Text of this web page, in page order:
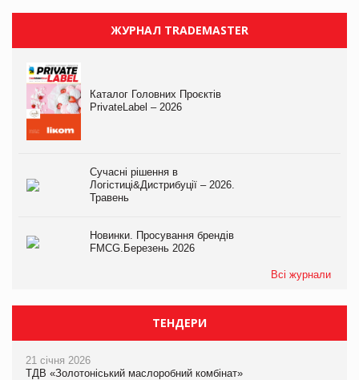
ЖУРНАЛ TRADEMASTER
Каталог Головних Проєктів
PrivateLabel – 2026
Сучасні рішення в
Логістиці&Дистрибуції – 2026.
Травень
Новинки. Просування брендів
FMCG.Березень 2026
Всі журнали
ТЕНДЕРИ
21 січня 2026
ТДВ «Золотоніський маслоробний комбінат»